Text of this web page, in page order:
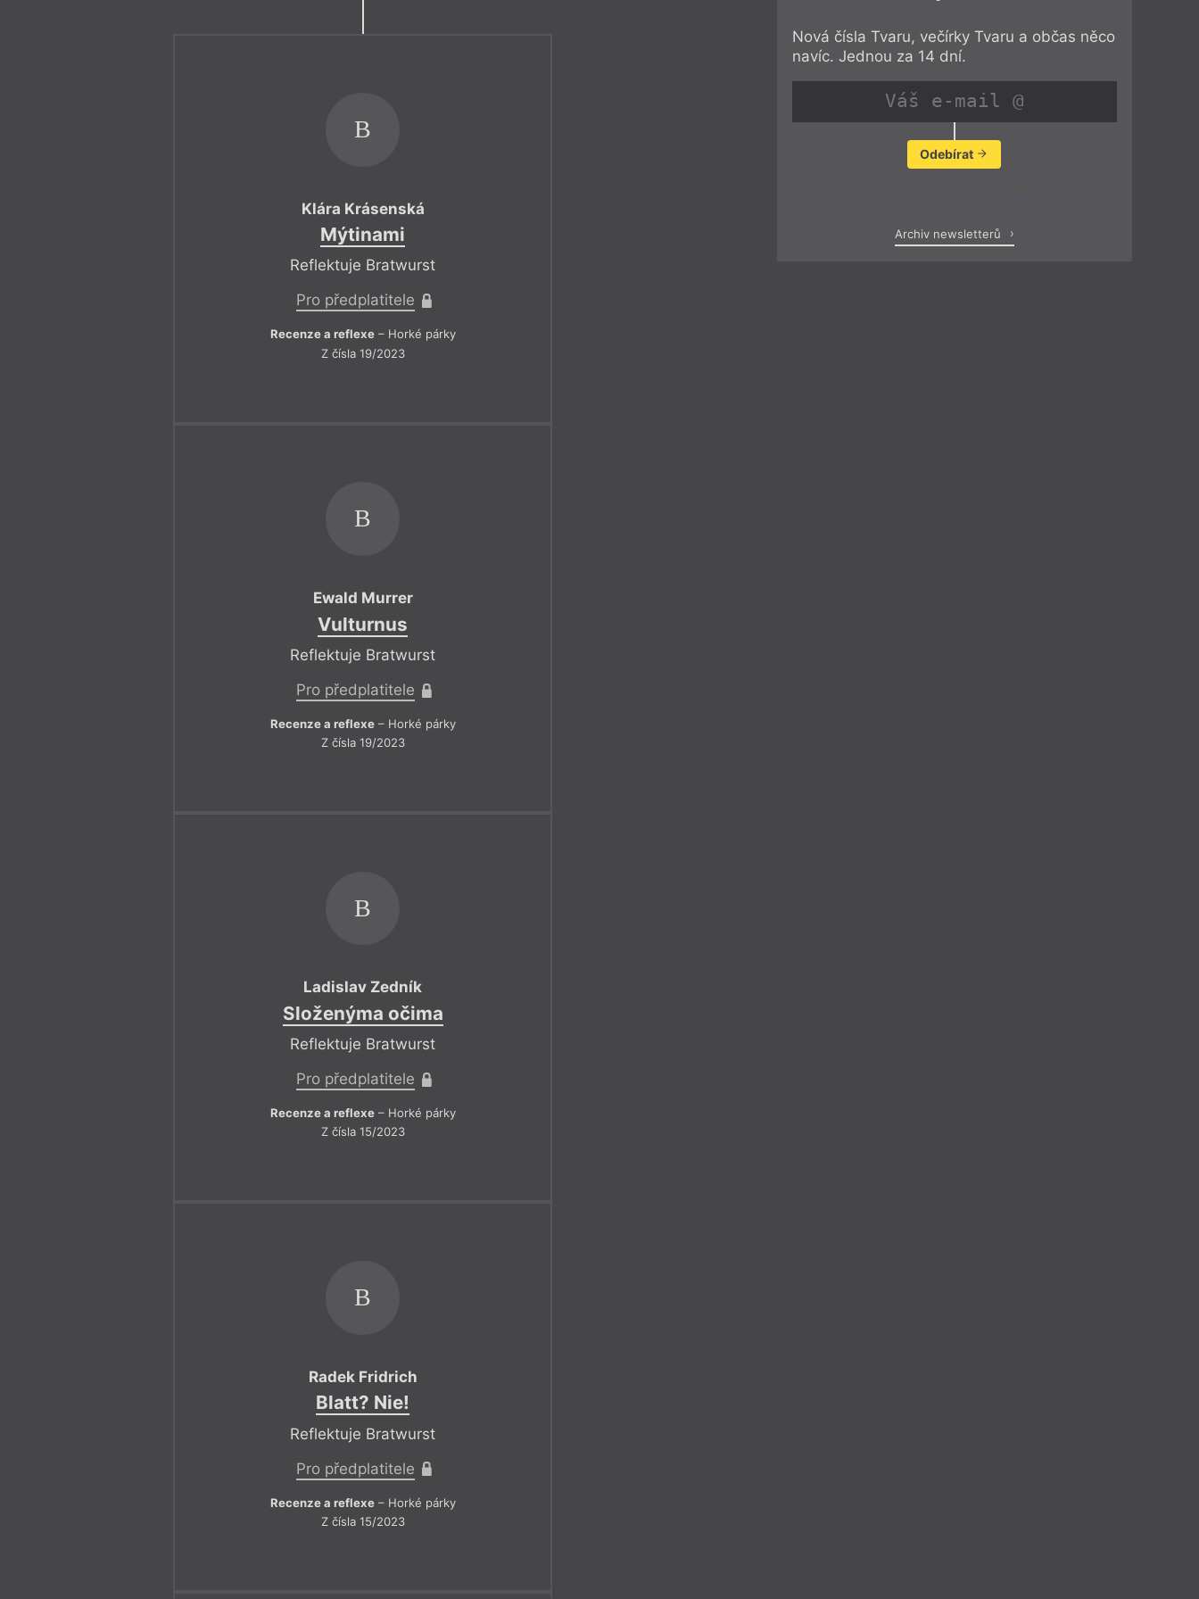
B
Klára Krásenská
Mýtinami
Reflektuje Bratwurst
Pro předplatitele
Recenze a reflexe– Horké párky
Z čísla 19/2023
B
Ewald Murrer
Vulturnus
Reflektuje Bratwurst
Pro předplatitele
Recenze a reflexe– Horké párky
Z čísla 19/2023
B
Ladislav Zedník
Složenýma očima
Reflektuje Bratwurst
Pro předplatitele
Recenze a reflexe– Horké párky
Z čísla 15/2023
B
Radek Fridrich
Blatt? Nie!
Reflektuje Bratwurst
Pro předplatitele
Recenze a reflexe– Horké párky
Z čísla 15/2023
Nová čísla Tvaru, večírky Tvaru a občas něco
navíc. Jednou za 14 dní.
Odebírat
Archiv newsletterů